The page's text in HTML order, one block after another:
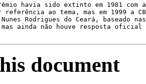
havia sido extinto em 1981 com
ao tema, mas em 1999 a
Rodrigues do Ceará, baseado
ainda não houve resposta oficial
document